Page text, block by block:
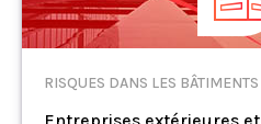
RISQUES DANS LES BÂTIMENTS